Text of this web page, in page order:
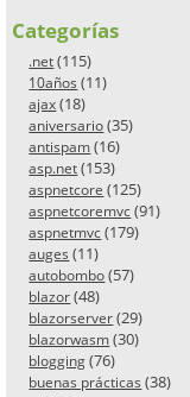
Categorías
.net (115)
10años (11)
ajax (18)
aniversario (35)
antispam (16)
asp.net (153)
aspnetcore (125)
aspnetcoremvc (91)
aspnetmvc (179)
auges (11)
autobombo (57)
blazor (48)
blazorserver (29)
blazorwasm (30)
blogging (76)
buenas prácticas (38)